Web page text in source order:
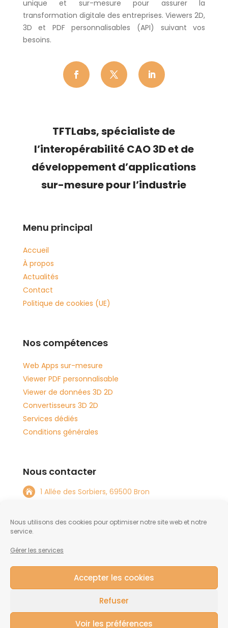
Nous utilisons des cookies pour optimiser notre site web et notre
service.
Gérer les services
Accepter les cookies
Refuser
Voir les préférences
unique et sur-mesure pour assurer la
transformation digitale des entreprises. Viewers 2D,
3D et PDF personnalisables (API) suivant vos
besoins.
TFTLabs, spécialiste de
l’interopérabilité CAO 3Det de
développement d’applications
sur-mesure pour l’industrie
Menu principal
Accueil
À propos
Actualités
Contact
Politique de cookies (UE)
Nos compétences
Web Apps sur-mesure
Viewer PDF personnalisable
Viewer de données 3D 2D
Convertisseurs 3D 2D
Services dédiés
Conditions générales
Nous contacter
 1 Allée des Sorbiers, 69500 Bron
 info@tftlabs.com